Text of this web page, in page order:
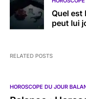
Quel est
peut lui
RELATED POSTS
HOROSCOPE DU JOUR